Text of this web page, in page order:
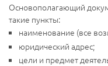
Основополагающий
такие пункты:
наименование (все
юридический адрес;
цели и предмет